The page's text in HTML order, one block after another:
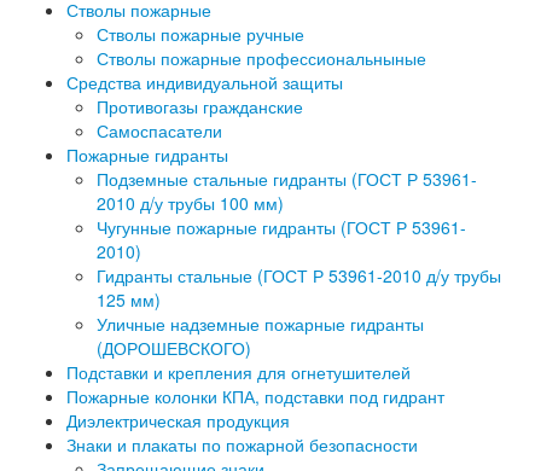
Стволы пожарные
Стволы пожарные ручные
Стволы пожарные профессиональныные
Средства индивидуальной защиты
Противогазы гражданские
Самоспасатели
Пожарные гидранты
Подземные стальные гидранты (ГОСТ Р 53961-
2010 д/у трубы 100 мм)
Чугунные пожарные гидранты (ГОСТ Р 53961-
2010)
Гидранты стальные (ГОСТ Р 53961-2010 д/у трубы
125 мм)
Уличные надземные пожарные гидранты
(ДОРОШЕВСКОГО)
Подставки и крепления для огнетушителей
Пожарные колонки КПА, подставки под гидрант
Диэлектрическая продукция
Знаки и плакаты по пожарной безопасности